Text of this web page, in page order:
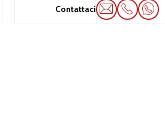
Contattaci